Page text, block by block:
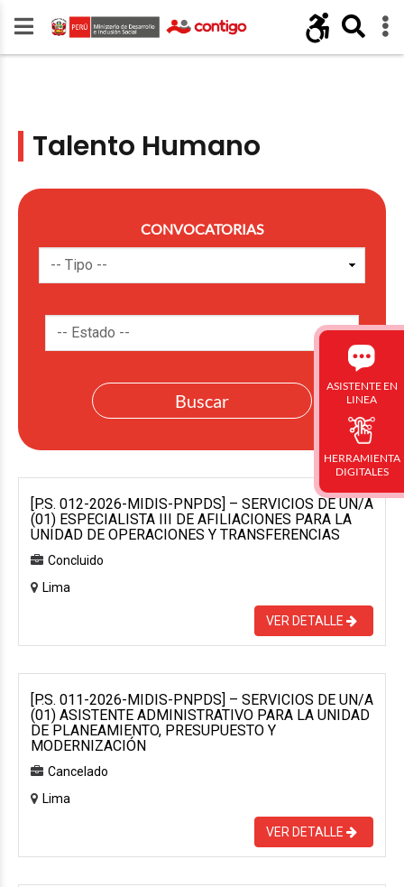
Talento Humano
CONVOCATORIAS
[P.S. 012-2026-MIDIS-PNPDS] – SERVICIOS DE UN/A
(01) ESPECIALISTA III DE AFILIACIONES PARA LA
UNIDAD DE OPERACIONES Y TRANSFERENCIAS
Concluido
Lima
VER DETALLE
[P.S. 011-2026-MIDIS-PNPDS] – SERVICIOS DE UN/A
(01) ASISTENTE ADMINISTRATIVO PARA LA UNIDAD
DE PLANEAMIENTO, PRESUPUESTO Y
MODERNIZACIÓN
Cancelado
Lima
VER DETALLE
ASISTENTE EN
LINEA
HERRAMIENTA
DIGITALES